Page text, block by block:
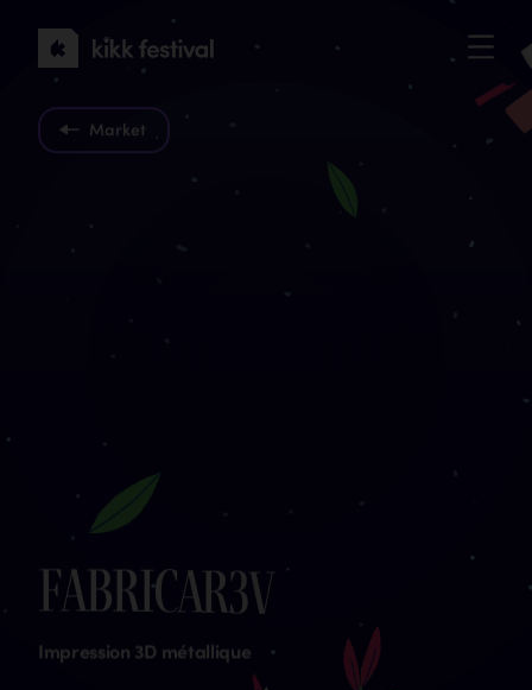
KIKK
Festival
2022
Market
Fabricar3v
Impression 3D métallique